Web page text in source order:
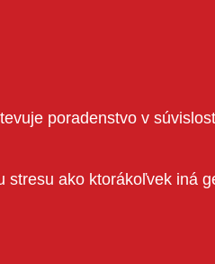
poradenstvo v
ako ktorákoľvek iná